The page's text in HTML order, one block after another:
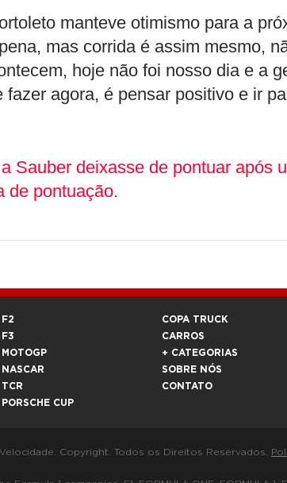
manteve otimismo para a
mas corrida é assim mesmo,
hoje não foi nosso dia e a
agora, é pensar positivo e ir
Sauber deixasse de pontuar após
de pontuação.
F2
F3
MOTOGP
NASCAR
TCR
PORSCHE CUP
COPA TRUCK
CARROS
+ CATEGORIAS
SOBRE NÓS
CONTATO
Copyright. Todos os Direitos Reservados.